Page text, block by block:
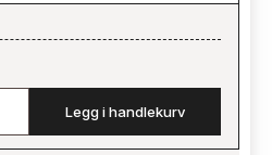
Legg i handlekurv